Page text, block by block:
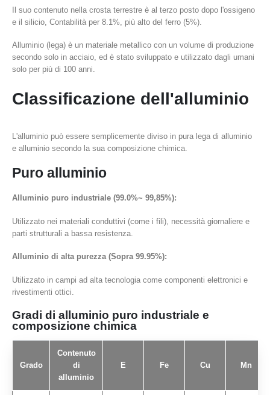
Il suo contenuto nella crosta terrestre è al terzo posto dopo l'ossigeno
e il silicio, Contabilità per 8.1%, più alto del ferro (5%).
Alluminio (lega) è un materiale metallico con un volume di produzione
secondo solo in acciaio, ed è stato sviluppato e utilizzato dagli umani
solo per più di 100 anni.
Classificazione dell'alluminio
L'alluminio può essere semplicemente diviso in pura lega di alluminio
e alluminio secondo la sua composizione chimica.
Puro alluminio
Alluminio puro industriale (99.0%~ 99,85%):
Utilizzato nei materiali conduttivi (come i fili), necessità giornaliere e
parti strutturali a bassa resistenza.
Alluminio di alta purezza (Sopra 99.95%):
Utilizzato in campi ad alta tecnologia come componenti elettronici e
rivestimenti ottici.
Gradi di alluminio puro industriale e
composizione chimica
Grado
Contenuto
di
alluminio
E Fe Cu Mn